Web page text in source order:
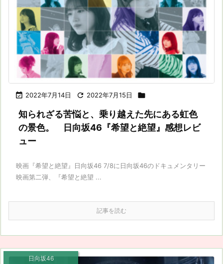
 2022年7月14日  2022年7月15日 
知られざる苦悩と、乗り越えた先にある虹色
の景色。 日向坂46『希望と絶望』感想レビ
ュー
映画『希望と絶望』日向坂46 7/8に日向坂46のドキュメンタリー
映画第二弾、『希望と絶望 ...
記事を読む
日向坂46